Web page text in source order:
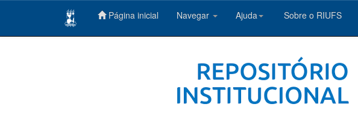
Página inicial Navegar Ajuda Sobre o RIUFS